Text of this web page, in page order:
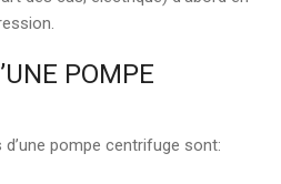
POMPE
pompe centrifuge sont: